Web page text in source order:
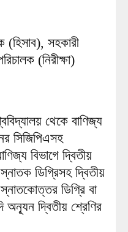
(হিসাব), সহকারী
(নিরীক্ষা)
থেকে বাণিজ্য
সিজিপিএসহ
বিভাগে দ্বিতীয়
ডিগ্রিসহ দ্বিতীয়
ডিগ্রি বা
অন্যূন দ্বিতীয় শ্রেণির